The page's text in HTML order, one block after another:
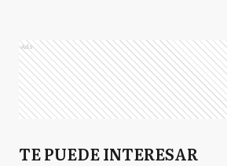
Ads
TE PUEDE INTERESAR